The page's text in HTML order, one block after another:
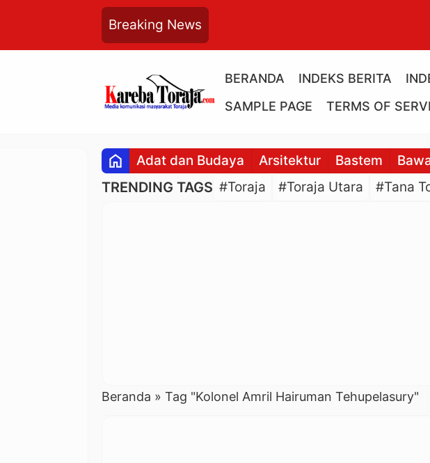
Breaking News
BERANDA INDEKS BERITA
SAMPLE PAGE
TERMS OF
home Adat dan Budaya Arsitektur Bastem
TRENDING TAGS #Toraja #Toraja Utara #Tana
Beranda » Tag "Kolonel Amril Hairuman Tehupelasury"